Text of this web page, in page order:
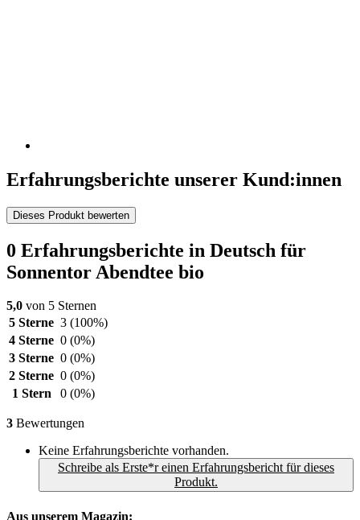
Erfahrungsberichte unserer Kund:innen
Dieses Produkt bewerten
0 Erfahrungsberichte in Deutsch für
Sonnentor Abendtee bio
5,0 von 5 Sternen
5 Sterne 3 (100%)
4 Sterne 0 (0%)
3 Sterne 0 (0%)
2 Sterne 0 (0%)
1 Stern
0 (0%)
3 Bewertungen
Keine Erfahrungsberichte vorhanden.
Schreibe als Erste*r einen Erfahrungsbericht für dieses
Produkt.
Aus unserem Magazin: